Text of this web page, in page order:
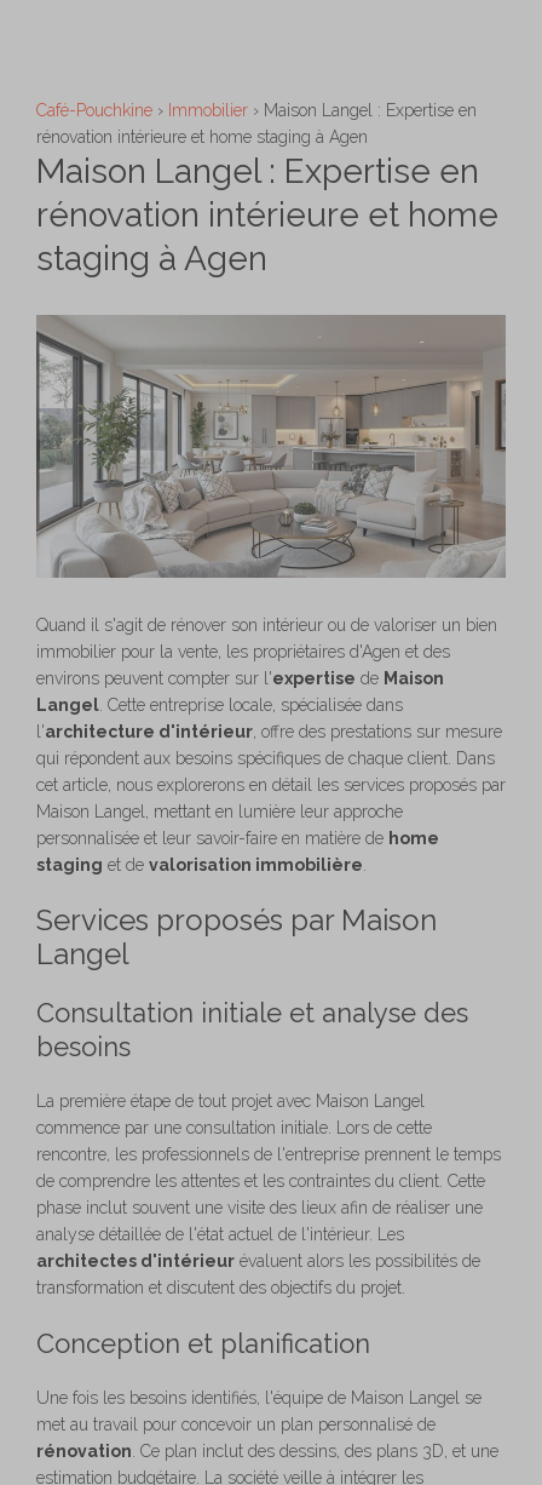
Café-Pouchkine › Immobilier › Maison Langel : Expertise en
rénovation intérieure et home staging à Agen
Maison Langel : Expertise en
rénovation intérieure et home
staging à Agen
Quand il s'agit de rénover son intérieur ou de valoriser un bien
immobilier pour la vente, les propriétaires d'Agen et des
environs peuvent compter sur l'expertise de Maison
Langel . Cette entreprise locale, spécialisée dans
l'architecture d'intérieur , offre des prestations sur mesure
qui répondent aux besoins spécifiques de chaque client. Dans
cet article, nous explorerons en détail les services proposés par
Maison Langel, mettant en lumière leur approche
personnalisée et leur savoir-faire en matière de home
staging et de valorisation immobilière
Services proposés par Maison
Langel
Consultation initiale et analyse des
besoins
La première étape de tout projet avec Maison Langel
commence par une consultation initiale. Lors de cette
rencontre, les professionnels de l'entreprise prennent le temps
de comprendre les attentes et les contraintes du client. Cette
phase inclut souvent une visite des lieux afin de réaliser une
analyse détaillée de l'état actuel de l'intérieur. Les
architectes d'intérieur évaluent alors les possibilités de
transformation et discutent des objectifs du projet.
Conception et planification
Une fois les besoins identifiés, l'équipe de Maison Langel se
met au travail pour concevoir un plan personnalisé de
rénovation . Ce plan inclut des dessins, des plans 3D, et une
estimation budgétaire. La société veille à intégrer les